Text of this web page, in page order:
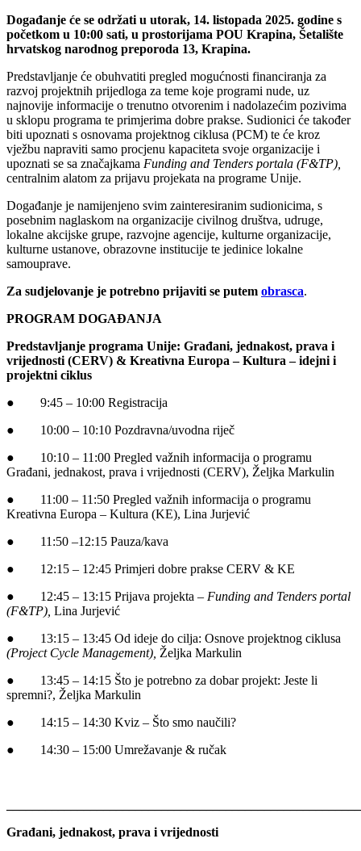
Događanje će se održati u utorak, 14. listopada 2025. godine s
početkom u 10:00 sati, u prostorijama POU Krapina, Šetalište
hrvatskog narodnog preporoda 13, Krapina.
Predstavljanje će obuhvatiti pregled mogućnosti financiranja za
razvoj projektnih prijedloga za teme koje programi nude, uz
najnovije informacije o trenutno otvorenim i nadolazećim pozivima
u sklopu programa te primjerima dobre prakse. Sudionici će također
biti upoznati s osnovama projektnog ciklusa (PCM) te će kroz
vježbu napraviti samo procjenu kapaciteta svoje organizacije i
upoznati se sa značajkama Funding and Tenders portala (F&TP),
centralnim alatom za prijavu projekata na programe Unije.
Događanje je namijenjeno svim zainteresiranim sudionicima, s
posebnim naglaskom na organizacije civilnog društva, udruge,
lokalne akcijske grupe, razvojne agencije, kulturne organizacije,
kulturne ustanove, obrazovne institucije te jedinice lokalne
samouprave.
Za sudjelovanje je potrebno prijaviti se putem obrasca.
PROGRAM DOGAĐANJA
Predstavljanje programa Unije: Građani, jednakost, prava i
vrijednosti (CERV) & Kreativna Europa – Kultura – idejni i
projektni ciklus
● 9:45 – 10:00 Registracija
● 10:00 – 10:10 Pozdravna/uvodna riječ
● 10:10 – 11:00 Pregled važnih informacija o programu
Građani, jednakost, prava i vrijednosti (CERV), Željka Markulin
● 11:00 – 11:50 Pregled važnih informacija o programu
Kreativna Europa – Kultura (KE), Lina Jurjević
● 11:50 –12:15 Pauza/kava
● 12:15 – 12:45 Primjeri dobre prakse CERV & KE
● 12:45 – 13:15 Prijava projekta – Funding and Tenders portal
(F&TP), Lina Jurjević
● 13:15 – 13:45 Od ideje do cilja: Osnove projektnog ciklusa
(Project Cycle Management), Željka Markulin
● 13:45 – 14:15 Što je potrebno za dobar projekt: Jeste li
spremni?, Željka Markulin
● 14:15 – 14:30 Kviz – Što smo naučili?
● 14:30 – 15:00 Umrežavanje & ručak
Građani, jednakost, prava i vrijednosti